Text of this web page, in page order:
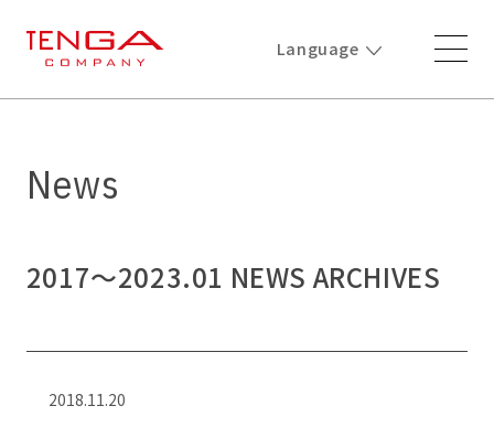
Language
News
2017〜2023.01 NEWS ARCHIVES
2018.11.20